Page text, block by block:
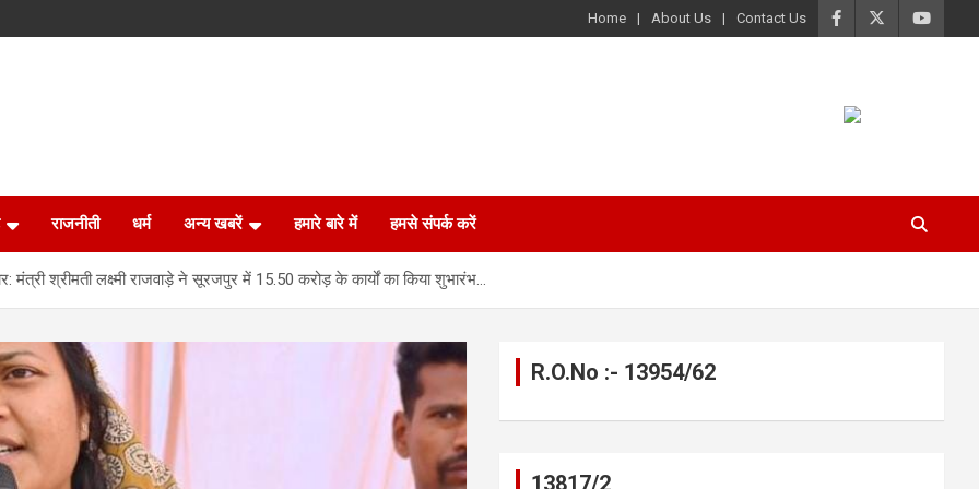
Home About Us Contact Us
राजनीती धर्म अन्य खबरें हमारे बारे में हमसे संपर्क करें
श्रीमती लक्ष्मी राजवाड़े ने सूरजपुर में 15.50 करोड़ के कार्यों का किया शुभारंभ…
R.O.No :- 13954/62
13817/2